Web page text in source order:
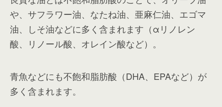
や、サフラワー油、なたね油、亜麻仁油、エゴマ
油、しそ油などに多く含まれます（αリノレン
酸、リノール酸、オレイン酸など）。
青魚などにも不飽和脂肪酸（DHA、EPAなど）が
多く含まれます。